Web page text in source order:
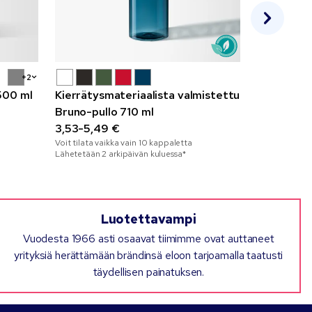
+2
ml
Kierrätysmateriaalista valmistettu
Bruno-pullo 710 ml
3,53-5,49 €
Voit tilata vaikka vain 10 kappaletta
Lähetetään 2 arkipäivän kuluessa*
Luotettavampi
Vuodesta 1966 asti osaavat tiimimme ovat auttaneet
yrityksiä herättämään brändinsä eloon tarjoamalla taatusti
täydellisen painatuksen.